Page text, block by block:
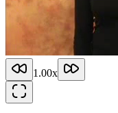
1.00x